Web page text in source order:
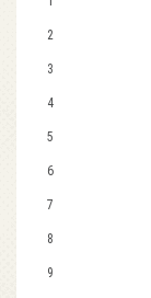
2
3
4
5
6
7
8
9